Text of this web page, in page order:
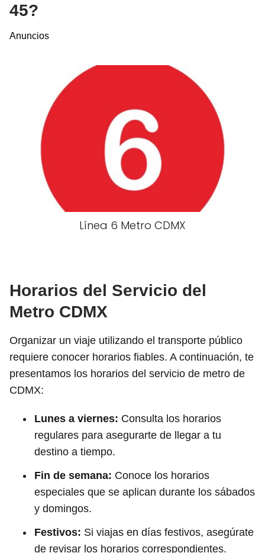
45?
Anuncios
Línea 6 Metro CDMX
Horarios del Servicio del
Metro CDMX
Organizar un viaje utilizando el transporte público
requiere conocer horarios fiables. A continuación, te
presentamos los horarios del servicio de metro de
CDMX:
Lunes a viernes: Consulta los horarios
regulares para asegurarte de llegar a tu
destino a tiempo.
Fin de semana: Conoce los horarios
especiales que se aplican durante los sábados
y domingos.
Festivos: Si viajas en días festivos, asegúrate
de revisar los horarios correspondientes.